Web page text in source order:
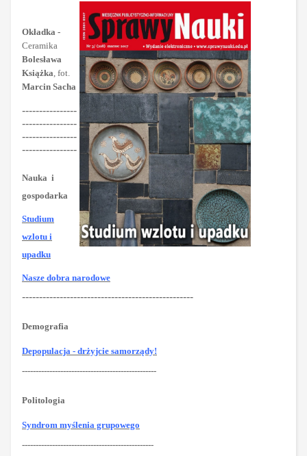
Okładka -
Ceramika
Bolesława
Książka, fot.
Marcin Sacha
----------------
----------------
----------------
----------------
Nauka i
gospodarka
Studium
wzlotu i
upadku
Nasze dobra narodowe
--------------------------------------------------
Demografia
Depopulacja - drżyjcie samorządy!
-------------------------------------------------
Politologia
Syndrom myślenia grupowego
------------------------------------------------